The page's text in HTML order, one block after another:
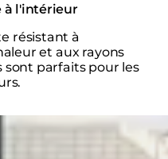
à l'intérieur
résistant à
et aux rayons
sont parfaits pour les